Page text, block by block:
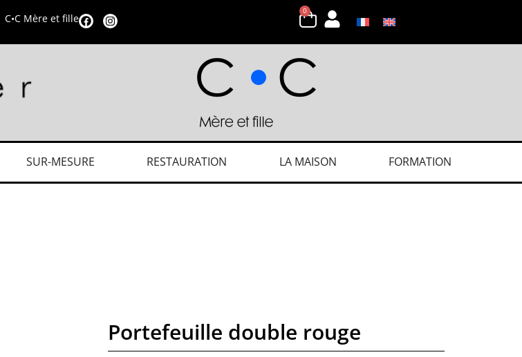
C•C Mère et fille
0
SUR-MESURE RESTAURATION LA MAISON FORMATION
Portefeuille double rouge